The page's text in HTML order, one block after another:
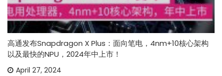
高通发布Snapdragon X Plus：面向笔电，4nm+10核心架构
以及最快的NPU，2024年中上市！
April 27, 2024